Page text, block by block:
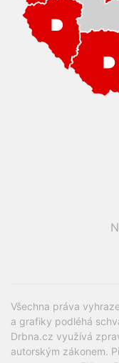
Všechna práva
a grafiky podléhá
Drbna.cz využívá
autorským zákonem.